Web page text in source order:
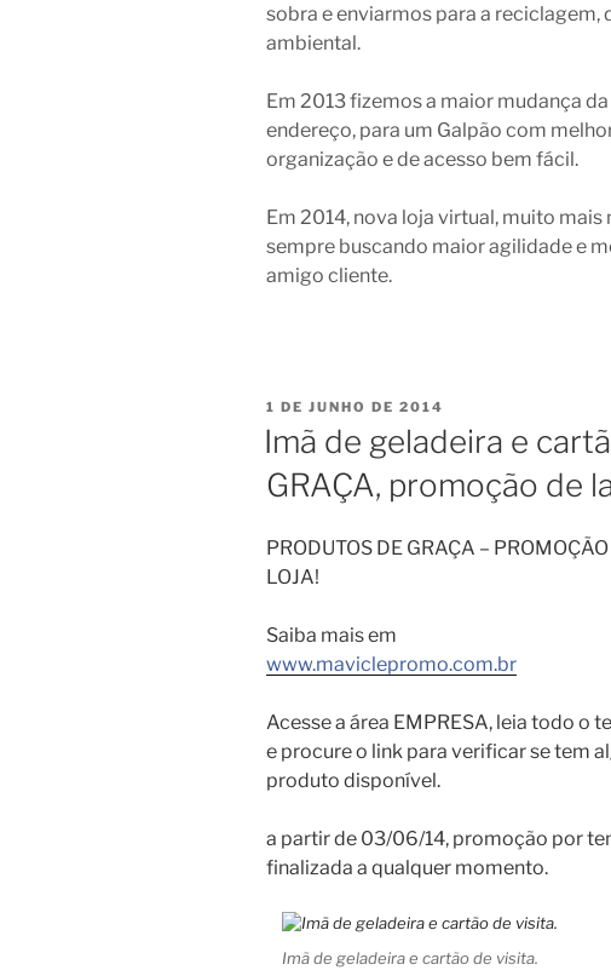
sobra e enviarmos para a
ambiental.
Em 2013 fizemos a maior mudança
endereço, para um Galpão com
organização e de acesso bem fácil.
Em 2014, nova loja virtual, muito
sempre buscando maior agilidade e
amigo cliente.
PUBLICADO
1 DE JUNHO DE 2014
Imã de geladeira e
GRAÇA, promoção de
PRODUTOS DE GRAÇA –
LOJA!
Saiba mais em
www.maviclepromo.com.br
Acesse a área EMPRESA, leia todo o
e procure o link para verificar se tem
produto disponível.
a partir de 03/06/14, promoção por
finalizada a qualquer momento.
Imã de geladeira e cartão de visita.